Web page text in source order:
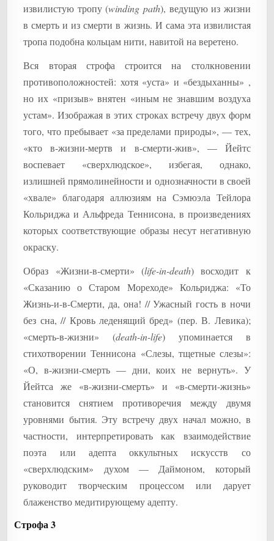
извилистую тропу (winding path), ведущую из жизни
в смерть и из смерти в жизнь. И сама эта извилистая
тропа подобна кольцам нити, навитой на веретено.
Вся вторая строфа строится на столкновении
противоположностей: хотя «уста» и «бездыханны» ,
но их «призыв» внятен «иным не знавшим воздуха
устам». Изображая в этих строках встречу двух форм
того, что пребывает «за пределами природы», — тех,
«кто в-жизни-мертв и в-смерти-жив», — Йейтс
воспевает «сверхлюдское», избегая, однако,
излишней прямолинейности и однозначности в своей
«хвале» благодаря аллюзиям на Сэмюэла Тейлора
Кольриджа и Альфреда Теннисона, в произведениях
которых соответствующие образы несут негативную
окраску.
Образ «Жизни-в-смерти» (life-in-death) восходит к
«Сказанию о Старом Мореходе» Кольриджа: «То
Жизнь-и-в-Смерти, да, она! // Ужасный гость в ночи
без сна, // Кровь леденящий бред» (пер. В. Левика);
«смерть-в-жизни» (death-in-life) упоминается в
стихотворении Теннисона «Слезы, тщетные слезы»:
«О, в-жизни-смерть — дни, коих не вернуть». У
Йейтса же «в-жизни-смерть» и «в-смерти-жизнь»
становится снятием противоречия между двумя
уровнями бытия. Эту встречу двух начал можно, в
частности, интерпретировать как взаимодействие
поэта или адепта оккультных искусств со
«сверхлюдским» духом — Даймоном, который
руководит творческим процессом или дарует
блаженство медитирующему адепту.
Строфа 3